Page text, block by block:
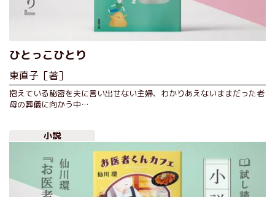
ひとっこひとり
東直子［著］
抱えている秘密を夫に言い出せない主婦、わかりあえないままだった老
母の葬儀に向かう中…
小説